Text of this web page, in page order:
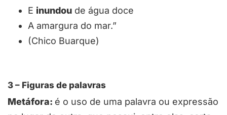
E inundou de água doce
A amargura do mar.”
(Chico Buarque)
3 – Figuras de palavras
Metáfora: é o uso de uma palavra ou expressão